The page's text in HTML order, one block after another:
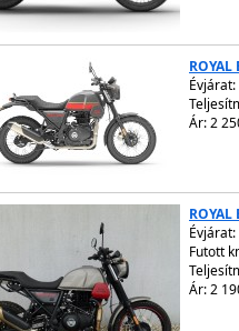
ROYAL
Évjárat:
Ár: 2
ROYAL
Évjárat:
Futott
Ár: 2